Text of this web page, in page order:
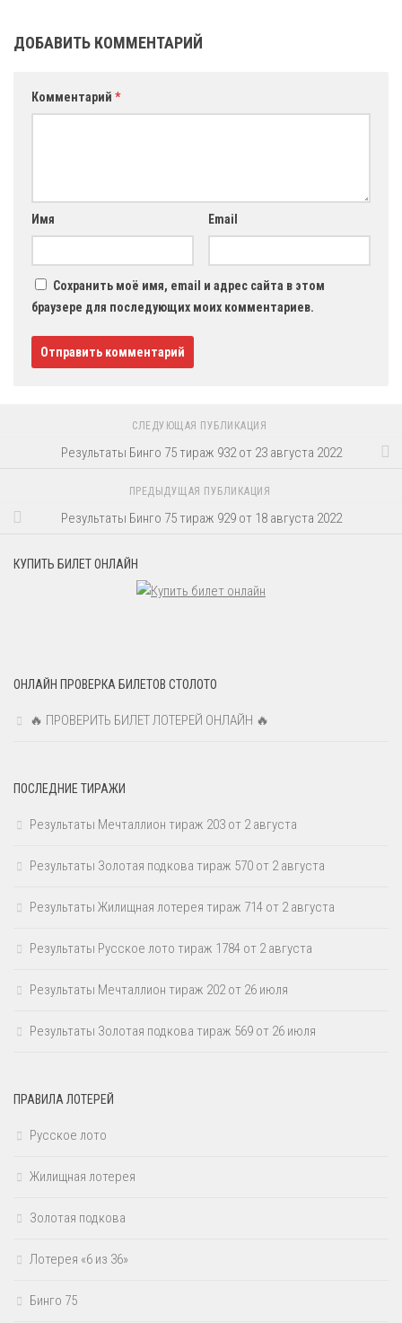
ДОБАВИТЬ КОММЕНТАРИЙ
Комментарий *
Имя Email
Сохранить моё имя, email и адрес сайта в этом
браузере для последующих моих комментариев.
СЛЕДУЮЩАЯ ПУБЛИКАЦИЯ
Результаты Бинго 75 тираж 932 от 23 августа 2022
ПРЕДЫДУЩАЯ ПУБЛИКАЦИЯ
Результаты Бинго 75 тираж 929 от 18 августа 2022
КУПИТЬ БИЛЕТ ОНЛАЙН
ОНЛАЙН ПРОВЕРКА БИЛЕТОВ СТОЛОТО
🔥 ПРОВЕРИТЬ БИЛЕТ ЛОТЕРЕЙ ОНЛАЙН 🔥
ПОСЛЕДНИЕ ТИРАЖИ
Результаты Мечталлион тираж 203 от 2 августа
Результаты Золотая подкова тираж 570 от 2 августа
Результаты Жилищная лотерея тираж 714 от 2 августа
Результаты Русское лото тираж 1784 от 2 августа
Результаты Мечталлион тираж 202 от 26 июля
Результаты Золотая подкова тираж 569 от 26 июля
ПРАВИЛА ЛОТЕРЕЙ
Русское лото
Жилищная лотерея
Золотая подкова
Лотерея «6 из 36»
Бинго 75